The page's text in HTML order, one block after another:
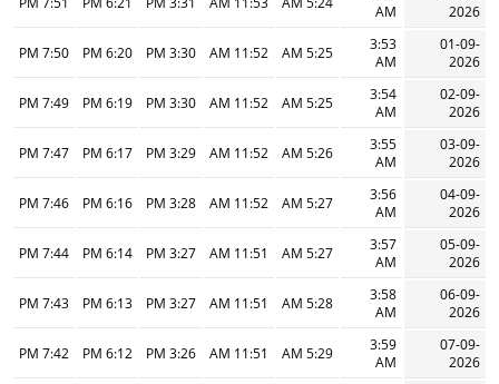
2026
AM
01-09-
2026
3:53
AM
5:25 AM
11:52 AM
3:30 PM
6:20 PM
7:50 PM
02-09-
2026
3:54
AM
5:25 AM
11:52 AM
3:30 PM
6:19 PM
7:49 PM
03-09-
2026
3:55
AM
5:26 AM
11:52 AM
3:29 PM
6:17 PM
7:47 PM
04-09-
2026
3:56
AM
5:27 AM
11:52 AM
3:28 PM
6:16 PM
7:46 PM
05-09-
2026
3:57
AM
5:27 AM
11:51 AM
3:27 PM
6:14 PM
7:44 PM
06-09-
2026
3:58
AM
5:28 AM
11:51 AM
3:27 PM
6:13 PM
7:43 PM
07-09-
2026
3:59
AM
5:29 AM
11:51 AM
3:26 PM
6:12 PM
7:42 PM